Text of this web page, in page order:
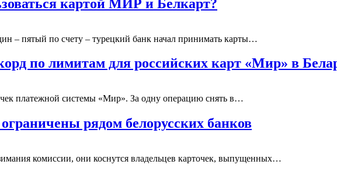
картой МИР и Белкарт?
– пятый по счету – турецкий банк начал принимать карты…
по лимитам для российских карт «Мир» в
платежной системы «Мир». За одну операцию снять в…
рядом белорусских банков
комиссии, они коснутся владельцев карточек, выпущенных…